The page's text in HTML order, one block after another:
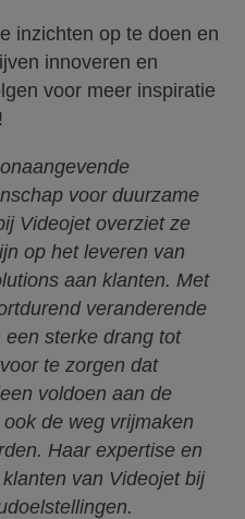
inzichten op te doen en
innoveren en
voor meer inspiratie
voor duurzame
Videojet overziet ze
op het leveren van
aan klanten. Met
veranderende
sterke drang tot
te zorgen dat
voldoen aan de
de weg vrijmaken
Haar expertise en
van Videojet bij